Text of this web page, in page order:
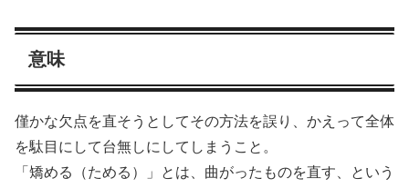
意味
僅かな欠点を直そうとしてその方法を誤り、かえって全体
を駄目にして台無しにしてしまうこと。
「矯める（ためる）」とは、曲がったものを直す、という